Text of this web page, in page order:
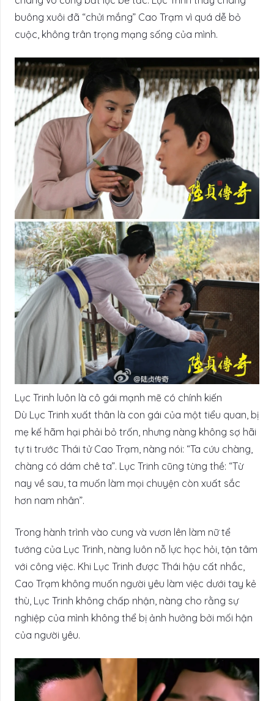
buông xuôi đã “chửi mắng” Cao Trạm vì quá dễ bỏ
cuộc, không trân trọng mạng sống của mình.
Lục Trinh luôn là cô gái mạnh mẽ có chính kiến
Dù Lục Trinh xuất thân là con gái của một tiểu quan, bị
mẹ kế hãm hại phải bỏ trốn, nhưng nàng không sợ hãi
tự ti trước Thái tử Cao Trạm, nàng nói: “Ta cứu chàng,
chàng có dám chê ta”. Lục Trinh cũng từng thề: “Từ
nay về sau, ta muốn làm mọi chuyện còn xuất sắc
hơn nam nhân”.
Trong hành trình vào cung và vươn lên làm nữ tể
tướng của Lục Trinh, nàng luôn nỗ lực học hỏi, tận tâm
với công việc. Khi Lục Trinh được Thái hậu cất nhắc,
Cao Trạm không muốn người yêu làm việc dưới tay kẻ
thù, Lục Trinh không chấp nhận, nàng cho rằng sự
nghiệp của mình không thể bị ảnh hưởng bởi mối hận
của người yêu.